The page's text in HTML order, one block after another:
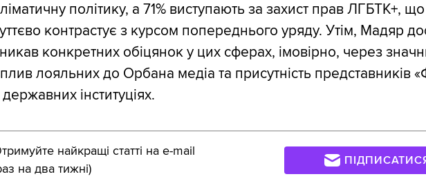
політику, а 71% виступають за захист прав ЛГБТК+, що
контрастує з курсом попереднього уряду. Утім, Мадяр
конкретних обіцянок у цих сферах, імовірно, через
лояльних до Орбана медіа та присутність представників
державних інституціях.
найкращі статті на e-mail
на два тижні)